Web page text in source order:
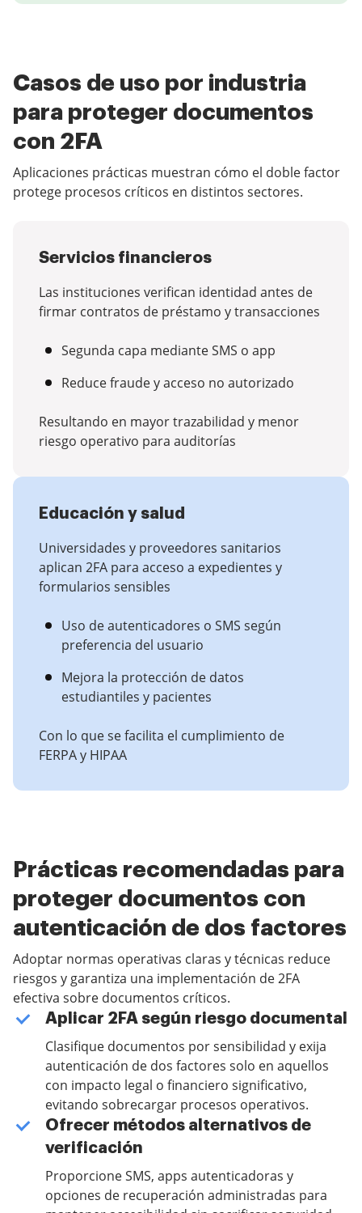
Casos de uso por industria
para proteger documentos
con 2FA
Aplicaciones prácticas muestran cómo el doble factor
protege procesos críticos en distintos sectores.
Servicios financieros
Las instituciones verifican identidad antes de
firmar contratos de préstamo y transacciones
Segunda capa mediante SMS o app
Reduce fraude y acceso no autorizado
Resultando en mayor trazabilidad y menor
riesgo operativo para auditorías
Educación y salud
Universidades y proveedores sanitarios
aplican 2FA para acceso a expedientes y
formularios sensibles
Uso de autenticadores o SMS según
preferencia del usuario
Mejora la protección de datos
estudiantiles y pacientes
Con lo que se facilita el cumplimiento de
FERPA y HIPAA
Prácticas recomendadas para
proteger documentos con
autenticación de dos factores
Adoptar normas operativas claras y técnicas reduce
riesgos y garantiza una implementación de 2FA
efectiva sobre documentos críticos.
Aplicar 2FA según riesgo documental
Clasifique documentos por sensibilidad y exija
autenticación de dos factores solo en aquellos
con impacto legal o financiero significativo,
evitando sobrecargar procesos operativos.
Ofrecer métodos alternativos de
verificación
Proporcione SMS, apps autenticadoras y
opciones de recuperación administradas para